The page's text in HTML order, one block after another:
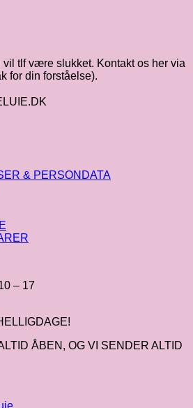
vil tlf være slukket. Kontakt os her via
for din forståelse).
& PERSONDATA
– 17
ÅBEN, OG VI SENDER ALTID